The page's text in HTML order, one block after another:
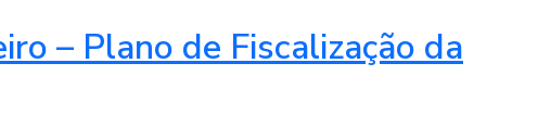
– Plano de Fiscalização da